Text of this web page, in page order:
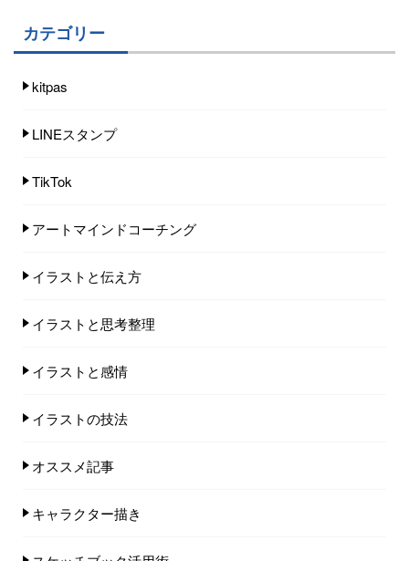
カテゴリー
kitpas
LINEスタンプ
TikTok
アートマインドコーチング
イラストと伝え方
イラストと思考整理
イラストと感情
イラストの技法
オススメ記事
キャラクター描き